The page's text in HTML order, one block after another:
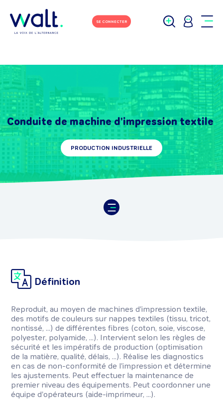
SE CONNECTER
Conduite de machine d'impression textile
PRODUCTION INDUSTRIELLE
Définition
Reproduit, au moyen de machines d'impression textile,
des motifs de couleurs sur nappes textiles (tissu, tricot,
nontissé, ...) de différentes fibres (coton, soie, viscose,
polyester, polyamide, ...). Intervient selon les règles de
sécurité et les impératifs de production (optimisation
de la matière, qualité, délais, ...). Réalise les diagnostics
en cas de non-conformité de l'impression et détermine
les ajustements. Peut effectuer la maintenance de
premier niveau des équipements. Peut coordonner une
équipe d'opérateurs (aide-imprimeur, ...).